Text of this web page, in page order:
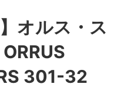
オルス・ス
301-32